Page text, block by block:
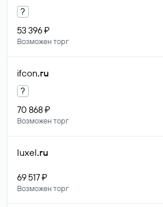
?
53 396 ₽
Возможен торг
ifcon.ru
?
70 868 ₽
Возможен торг
luxel.ru
69 517 ₽
Возможен торг